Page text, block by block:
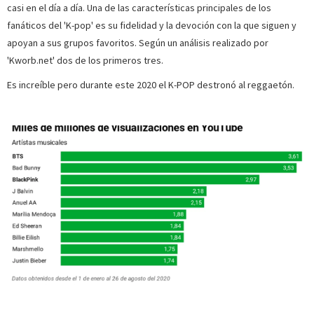
casi en el día a día. Una de las características principales de los
fanáticos del 'K-pop' es su fidelidad y la devoción con la que siguen y
apoyan a sus grupos favoritos. Según un análisis realizado por
'Kworb.net' dos de los primeros tres.
Es increíble pero durante este 2020 el K-POP destronó al reggaetón.